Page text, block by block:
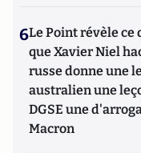
6Le Point révèle ce
que Xavier Niel
russe donne une
australien une
DGSE une
Macron